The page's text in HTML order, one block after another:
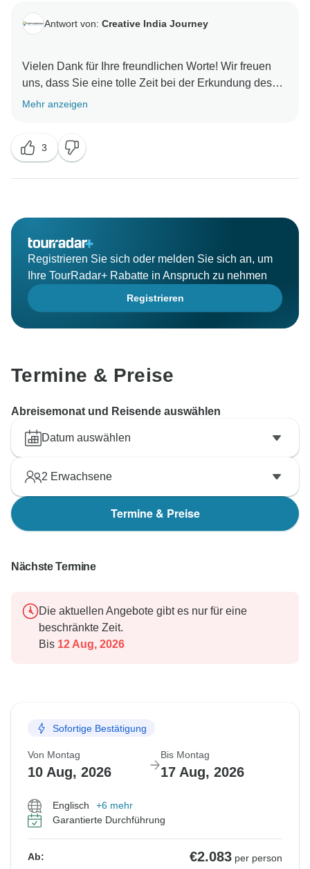
Antwort von: Creative India Journey
Vielen Dank für Ihre freundlichen Worte! Wir freuen
uns, dass Sie eine tolle Zeit bei der Erkundung des
Goldenen Dreiecks und von Ranthambore hatten. Es
Mehr anzeigen
3
Registrieren Sie sich oder melden Sie sich an, um
Ihre TourRadar+ Rabatte in Anspruch zu nehmen
Registrieren
Termine & Preise
Abreisemonat und Reisende auswählen
Datum auswählen
2 Erwachsene
Termine & Preise
Nächste Termine
Die aktuellen Angebote gibt es nur für eine
beschränkte Zeit.
Bis 12 Aug, 2026
Sofortige Bestätigung
Von Montag
10 Aug, 2026
Bis Montag
17 Aug, 2026
Englisch
+6 mehr
Garantierte Durchführung
Ab: €2.083 per person